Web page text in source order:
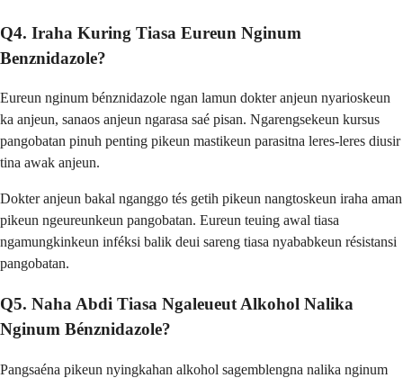
Q4. Iraha Kuring Tiasa Eureun Nginum
Benznidazole?
Eureun nginum bénznidazole ngan lamun dokter anjeun nyarioskeun
ka anjeun, sanaos anjeun ngarasa saé pisan. Ngarengsekeun kursus
pangobatan pinuh penting pikeun mastikeun parasitna leres-leres diusir
tina awak anjeun.
Dokter anjeun bakal nganggo tés getih pikeun nangtoskeun iraha aman
pikeun ngeureunkeun pangobatan. Eureun teuing awal tiasa
ngamungkinkeun inféksi balik deui sareng tiasa nyababkeun résistansi
pangobatan.
Q5. Naha Abdi Tiasa Ngaleueut Alkohol Nalika
Nginum Bénznidazole?
Pangsaéna pikeun nyingkahan alkohol sagemblengna nalika nginum